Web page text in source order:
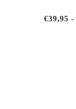
€39,95 -